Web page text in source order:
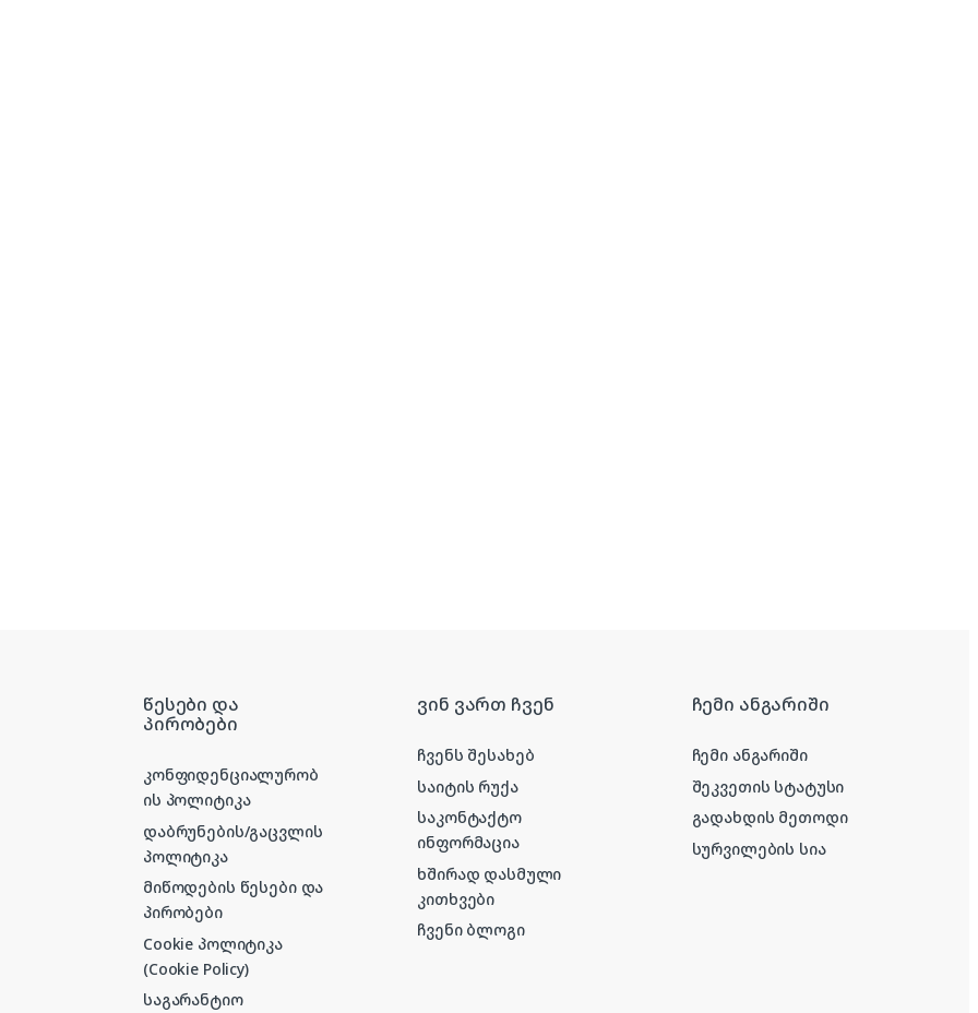
წესები და
პირობები
კონფიდენციალურობ
ის პოლიტიკა
დაბრუნების/გაცვლის
პოლიტიკა
მიწოდების წესები და
პირობები
Cookie პოლიტიკა
(Cookie Policy)
საგარანტიო
ვინ ვართ ჩვენ
ჩვენს შესახებ
საიტის რუქა
საკონტაქტო
ინფორმაცია
ხშირად დასმული
კითხვები
ჩვენი ბლოგი
ჩემი ანგარიში
ჩემი ანგარიში
შეკვეთის სტატუსი
გადახდის მეთოდი
სურვილების სია